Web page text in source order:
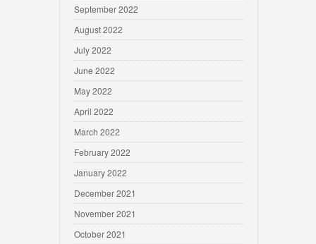
September 2022
August 2022
July 2022
June 2022
May 2022
April 2022
March 2022
February 2022
January 2022
December 2021
November 2021
October 2021